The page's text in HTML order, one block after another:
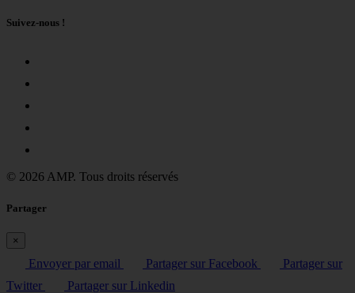
Suivez-nous !
© 2026 AMP. Tous droits réservés
Partager
×
Envoyer par email Partager sur Facebook
Partager sur
Twitter
Partager sur Linkedin